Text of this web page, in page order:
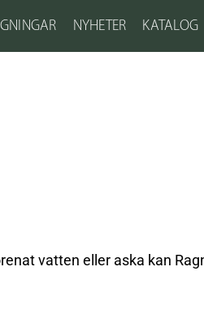
NYHETER KATALOG
vatten eller aska kan